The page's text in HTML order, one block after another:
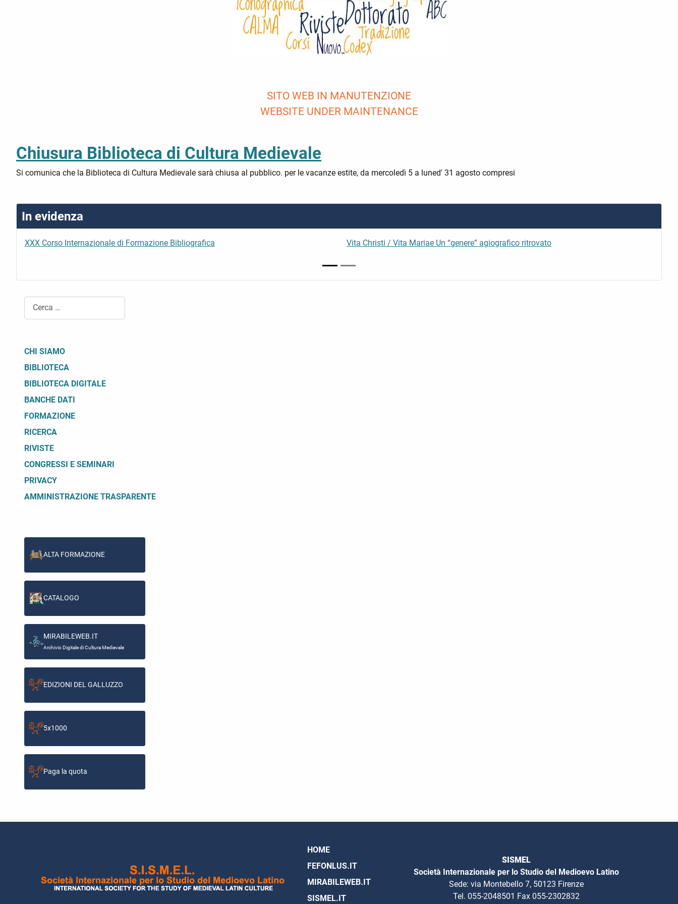
ALTA FORMAZIONE
CATALOGO
MIRABILEWEB.IT
Archivio Digitale di Cultura Medievale
EDIZIONI DEL GALLUZZO
5x1000
Paga la quota
SITO WEB IN MANUTENZIONE
WEBSITE UNDER MAINTENANCE
Chiusura Biblioteca di Cultura Medievale
Si comunica che la Biblioteca di Cultura Medievale sarà chiusa al pubblico. per le vacanze estite, da mercoledì 5 a luned' 31 agosto compresi
In evidenza
XXX Corso Internazionale di Formazione Bibliografica Vita Christi / Vita Mariae Un “genere” agiografico ritrovato
CHI SIAMO
BIBLIOTECA
BIBLIOTECA DIGITALE
BANCHE DATI
FORMAZIONE
RICERCA
RIVISTE
CONGRESSI E SEMINARI
PRIVACY
AMMINISTRAZIONE TRASPARENTE
HOME
FEFONLUS.IT
MIRABILEWEB.IT
SISMEL.IT
SISMEL
Società Internazionale per lo Studio del Medioevo Latino
Sede: via Montebello 7, 50123 Firenze
Tel. 055-2048501 Fax 055-2302832